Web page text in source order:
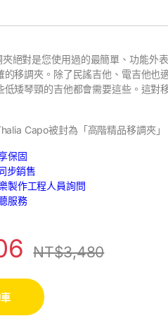
絕對是您使用過的最簡單、功能外
的移調夾。除了民謠吉他、電吉他也
低矮琴頸的吉他都會需要這些。這對
Capo被封為「高階精品移調夾」
保固
步銷售
製作工程人員詢問
服務
NT$3,480